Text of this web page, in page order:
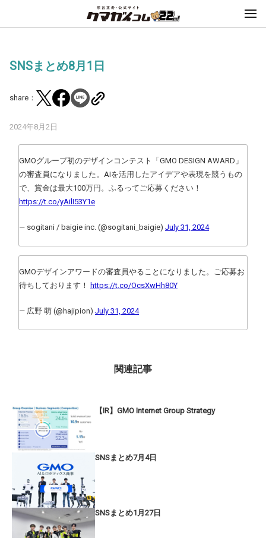
SNSまとめ8月1日
share：
2024年8月2日
GMOグループ初のデザインコンテスト「GMO DESIGN AWARD」
の審査員になりました。AIを活用したアイデアや表現を競うもの
で、賞金は最大100万円。ふるってご応募ください！
https://t.co/yAilI53Y1e
— sogitani / baigie inc. (@sogitani_baigie) July 31, 2024
GMOデザインアワードの審査員やることになりました。ご応募お
待ちしております！
https://t.co/OcsXwHh80Y
— 広野 萌 (@hajipion) July 31, 2024
関連記事
【IR】GMO Internet Group Strategy
SNSまとめ7月4日
SNSまとめ1月27日